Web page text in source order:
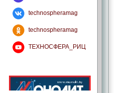
technospheramag
technospheramag
ТЕХНОСФЕРА_РИЦ